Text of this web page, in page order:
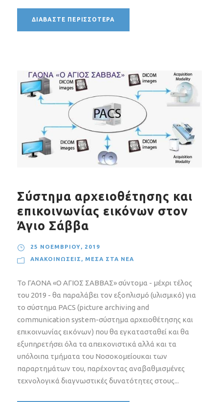
ΔΙΑΒΆΣΤΕ ΠΕΡΙΣΣΌΤΕΡΑ
Σύστημα αρχειοθέτησης και
επικοινωνίας εικόνων στον
Άγιο Σάββα
25 ΝΟΕΜΒΡΊΟΥ, 2019
ΑΝΑΚΟΙΝΏΣΕΙΣ , ΜΈΣΑ ΣΤΑ ΝΈΑ
Το ΓΑΟΝΑ «Ο ΑΓΙΟΣ ΣΑΒΒΑΣ» σύντομα - μέχρι τέλος
του 2019 - θα παραλάβει τον εξοπλισμό (υλισμικό) για
το σύστημα PACS (picture archiving and
communication system-σύστημα αρχειοθέτησης και
επικοινωνίας εικόνων) που θα εγκατασταθεί και θα
εξυπηρετήσει όλα τα απεικονιστικά αλλά και τα
υπόλοιπα τμήματα του Νοσοκομείουκαι των
παραρτημάτων του, παρέχοντας αναβαθμισμένες
τεχνολογικά διαγνωστικές δυνατότητες στους...